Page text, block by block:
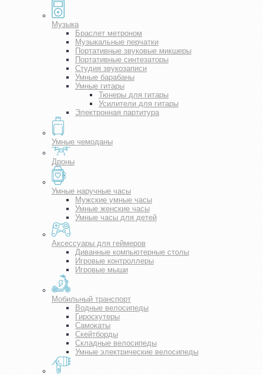
Музыка
Браслет метроном
Музыкальные перчатки
Портативные звуковые микшеры
Портативные синтезаторы
Студия звукозаписи
Умные барабаны
Умные гитары
Тюнеры для гитары
Усилители для гитары
Электронная партитура
Умные чемоданы
Дроны
Умные наручные часы
Мужские умные часы
Умные женские часы
Умные часы для детей
Аксессуары для геймеров
Диванные компьютерные столы
Игровые контроллеры
Игровые мыши
Мобильный транспорт
Водные велосипеды
Гироскутеры
Самокаты
Скейтборды
Складные велосипеды
Умные электрические велосипеды